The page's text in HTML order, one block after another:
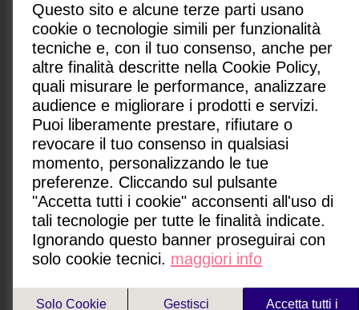
Questo sito e alcune terze parti usano
cookie o tecnologie simili per funzionalità
tecniche e, con il tuo consenso, anche per
altre finalità descritte nella Cookie Policy,
quali misurare le performance, analizzare
audience e migliorare i prodotti e servizi.
Puoi liberamente prestare, rifiutare o
revocare il tuo consenso in qualsiasi
momento, personalizzando le tue
preferenze. Cliccando sul pulsante
"Accetta tutti i cookie" acconsenti all'uso di
tali tecnologie per tutte le finalità indicate.
Ignorando questo banner proseguirai con
solo cookie tecnici. maggiori info
Solo Cookie Gestisci Accetta tutti i
CHI SONO| CONTATTI|
Condizioni di utilizzo Policy Privacy |
Advertising
Gestione cookie
Paginemediche s.r.l. SB
Via San Leonardo 26, 84131 Salerno, Italia
P.IVA: IT05418080650
redazione@paginemediche.it
Paginemamma è un sito network di